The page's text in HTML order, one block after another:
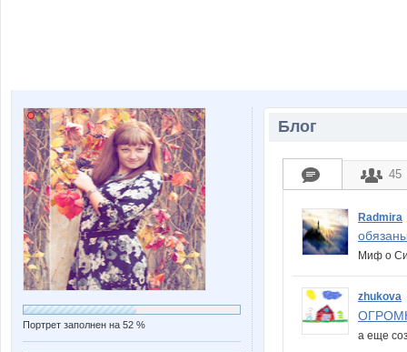
Портрет заполнен на 52 %
Блог
45
Radmira
Миф о
zhukova
а еще